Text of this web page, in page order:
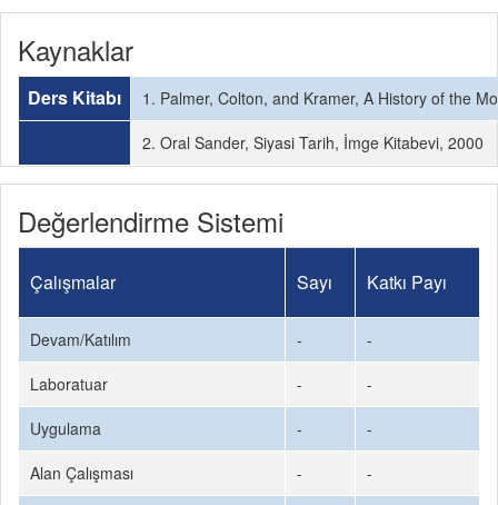
Kaynaklar
Ders Kitabı
1. Palmer, Colton, and Kramer, A History of the
2. Oral Sander, Siyasi Tarih, İmge Kitabevi, 2000
Değerlendirme Sistemi
Çalışmalar Sayı Katkı Payı
Devam/Katılım -
-
Laboratuar
-
-
Uygulama
-
-
Alan Çalışması
-
-